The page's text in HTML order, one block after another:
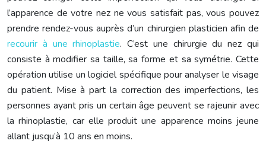
l’apparence de votre nez ne vous satisfait pas, vous pouvez
prendre rendez-vous auprès d’un chirurgien plasticien afin de
recourir à une rhinoplastie. C’est une chirurgie du nez qui
consiste à modifier sa taille, sa forme et sa symétrie. Cette
opération utilise un logiciel spécifique pour analyser le visage
du patient. Mise à part la correction des imperfections, les
personnes ayant pris un certain âge peuvent se rajeunir avec
la rhinoplastie, car elle produit une apparence moins jeune
allant jusqu’à 10 ans en moins.